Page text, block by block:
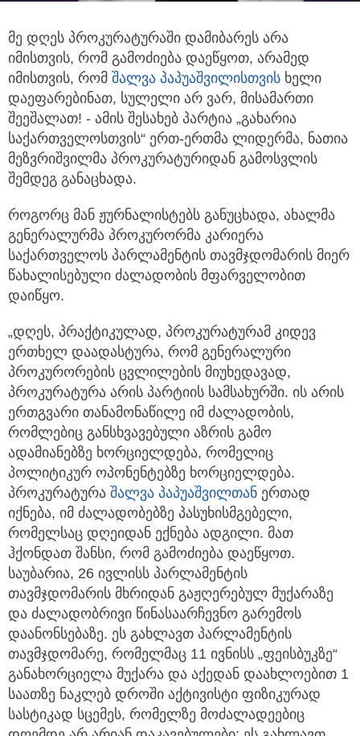
მე დღეს პროკურატურაში დამიბარეს არა
იმისთვის, რომ გამოძიება დაეწყოთ, არამედ
იმისთვის, რომ შალვა პაპუაშვილისთვის ხელი
დაეფარებინათ, სულელი არ ვარ, მისამართი
შეეშალათ! - ამის შესახებ პარტია „გახარია
საქართველოსთვის“ ერთ-ერთმა ლიდერმა, ნათია
მეზვრიშვილმა პროკურატურიდან გამოსვლის
შემდეგ განაცხადა.
როგორც მან ჟურნალისტებს განუცხადა, ახალმა
გენერალურმა პროკურორმა კარიერა
საქართველოს პარლამენტის თავმჯდომარის მიერ
წახალისებული ძალადობის მფარველობით
დაიწყო.
„დღეს, პრაქტიკულად, პროკურატურამ კიდევ
ერთხელ დაადასტურა, რომ გენერალური
პროკურორების ცვლილების მიუხედავად,
პროკურატურა არის პარტიის სამსახურში. ის არის
ერთგვარი თანამონაწილე იმ ძალადობის,
რომლებიც განსხვავებული აზრის გამო
ადამიანებზე ხორციელდება, რომელიც
პოლიტიკურ ოპონენტებზე ხორციელდება.
პროკურატურა შალვა პაპუაშვილთან ერთად
იქნება, იმ ძალადობებზე პასუხისმგებელი,
რომელსაც დღეიდან ექნება ადგილი. მათ
ჰქონდათ შანსი, რომ გამოძიება დაეწყოთ.
საუბარია, 26 ივლისს პარლამენტის
თავმჯდომარის მხრიდან გაჟღერებულ მუქარაზე
და ძალადობრივი წინასაარჩევნო გარემოს
დაანონსებაზე. ეს გახლავთ პარლამენტის
თავმჯდომარე, რომელმაც 11 ივნისს „ფეისბუკზე“
განახორციელა მუქარა და აქედან დაახლოებით 1
საათზე ნაკლებ დროში აქტივისტი ფიზიკურად
სასტიკად სცემეს, რომელზე მოძალადეებიც